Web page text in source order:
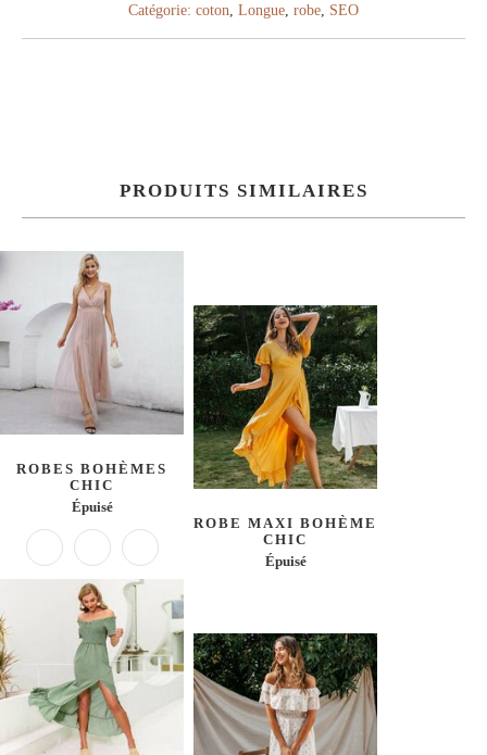
Catégorie: coton, Longue, robe, SEO
PRODUITS SIMILAIRES
ROBES BOHÈMES
CHIC
Épuisé
ROBE MAXI BOHÈME
CHIC
Épuisé